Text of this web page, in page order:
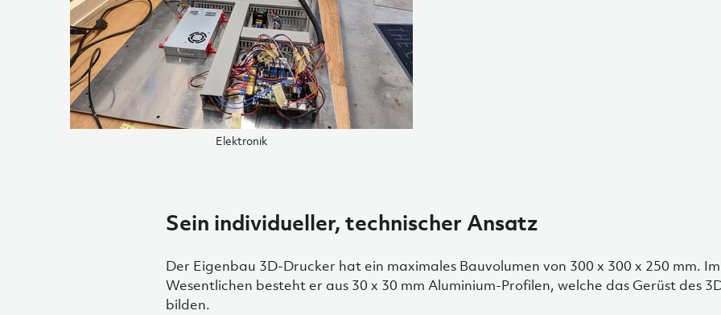
Elektronik
Sein individueller, technischer Ansatz
Der Eigenbau 3D-Drucker hat ein maximales Bauvolumen von 300 x 300 x 250 mm. Im
Wesentlichen besteht er aus 30 x 30 mm Aluminium-Profilen, welche das Gerüst des
bilden.